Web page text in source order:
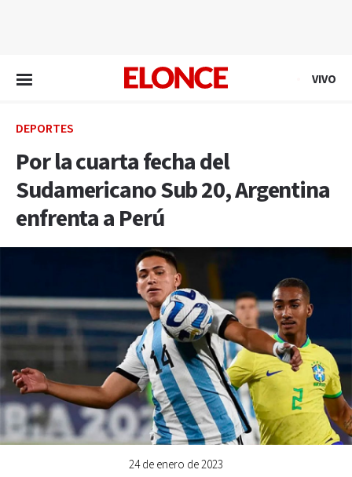
VIVO
DEPORTES
Por la cuarta fecha del
Sudamericano Sub 20, Argentina
enfrenta a Perú
24 de enero de 2023